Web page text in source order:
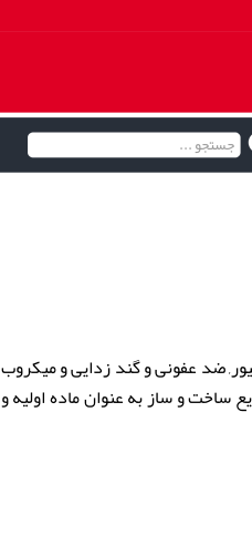
ضد عفونی و گند زدایی و میکروب
و ساز به عنوان ماده اولیه و